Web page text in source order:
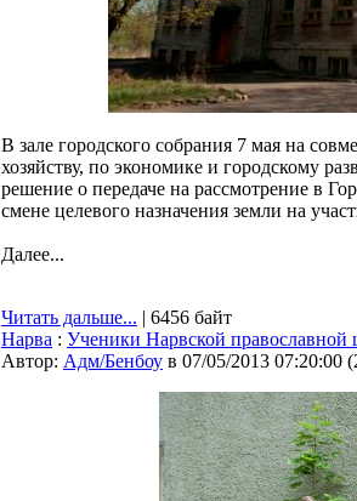
В зале городского собрания 7 мая на
хозяйству, по экономике и городскому
решение о передаче на рассмотрение в
смене целевого назначения земли на
Далее...
Читать дальше... | 6456 байт
Нарва : Ученики Нарвской православной
Автор: Адм/Бенбоу в 07/05/2013 07:20:00 (